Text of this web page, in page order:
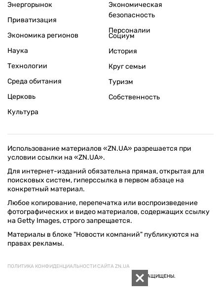
Энергорынок
Приватизация
Экономика регионов
Экономическая
безопасность
Персоналии
Наука
Технологии
Среда обитания
Церковь
Культура
Социум
История
Круг семьи
Туризм
Собственность
Использование материалов «ZN.UA» разрешается при
условии ссылки на «ZN.UA».
Для интернет-изданий обязательна прямая, открытая для
поисковых систем, гиперссылка в первом абзаце на
конкретный материал.
Любое копирование, перепечатка или воспроизведение
фотографических и видео материалов, содержащих ссылку
на Getty Images, строго запрещается.
Материалы в блоке "Новости компаний" публикуются на
правах рекламы.
ПОЛИТИКА КОНФИДЕНЦИАЛЬНОСТИ САЙТА ZN.UA
© 1994–2026 «ЗЕРКАЛО НЕДЕЛИ. УКРАИНА». ВСЕ ПРАВА ЗАЩИЩЕНЫ.